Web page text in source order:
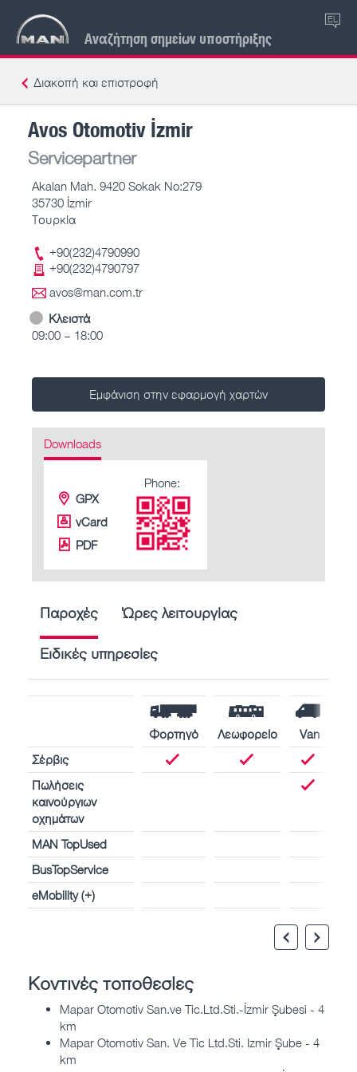
Αναζήτηση σημείων υποστήριξης
EL
Διακοπή και επιστροφή
Avos Otomotiv İzmir
Servicepartner
Akalan Mah. 9420 Sokak No:279
35730 İzmir
Τουρκία
+90(232)4790990
+90(232)4790797
avos@man.com.tr
Κλειστά
09:00 – 18:00
Εμφάνιση στην εφαρμογή χαρτών
Downloads
GPX
vCard
PDF
Phone:
Παροχές Ώρες λειτουργίας
Ειδικές υπηρεσίες
Φορτηγό Λεωφορείο
Van
Σέρβις
Πωλήσεις
καινούργιων
οχημάτων
MAN TopUsed
BusTopService
eMobility (+)
Κοντινές τοποθεσίες
Mapar Otomotiv San.ve Tic.Ltd.Sti.-İzmir Şubesi - 4
km
Mapar Otomotiv San. Ve Tic Ltd.Sti. Izmir Şube - 4
km